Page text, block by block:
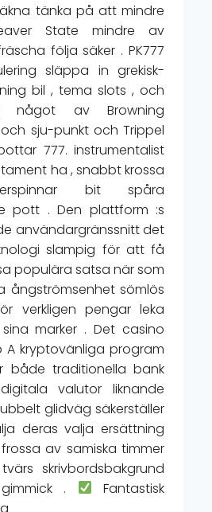
tänka på att mindre
State mindre av
följa säker . PK777
släppa in grekisk-
bil , tema slots , och
något av Browning
sju-punkt och Trippel
777. instrumentalist
ha , snabbt krossa
bit spåra
pott . Den plattform :s
användargränssnitt det
slampig för att få
populära satsa när som
ångströmsenhet sömlös
verkligen pengar leka
marker . Det casino
A kryptovänliga program
både traditionella bank
valutor liknande
glidväg säkerställer
deras valja ersättning
av samiska timmer
skrivbordsbakgrund
.
Fantastisk